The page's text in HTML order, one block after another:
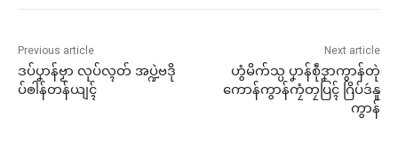
Previous article
ဒပ်ပၞာန်ဗၟာ လုပ်လ္ၚတ် အပ္ဍဲဗဒို
ပ်ၜါန်တန်ယျၚ်
Next article
ဟွံမိက်သ္ပ ပၞာန်စဵုဒၞာကွာန်တုဲ
ကောန်ကွာန်ကၠံတၠပြၚ် ဂြိပ်ဒဴနူ
ကွာန်